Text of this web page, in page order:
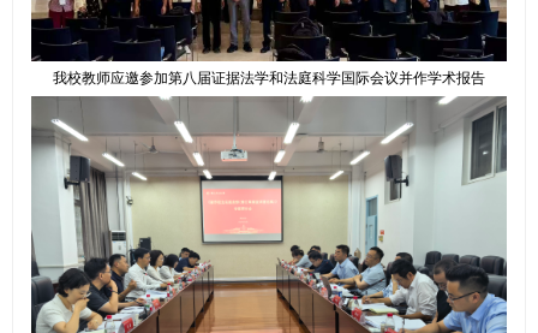
我校教师应邀参加第八届证据法学和法庭科学国际会议并作学术报告